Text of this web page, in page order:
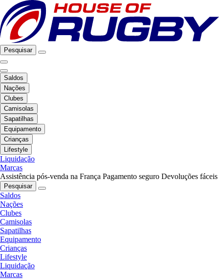
Pesquisar
Saldos
Nações
Clubes
Camisolas
Sapatilhas
Equipamento
Crianças
Lifestyle
Liquidação
Marcas
Assistência pós-venda na França Pagamento seguro Devoluções fáceis
Pesquisar
Saldos
Nações
Clubes
Camisolas
Sapatilhas
Equipamento
Crianças
Lifestyle
Liquidação
Marcas